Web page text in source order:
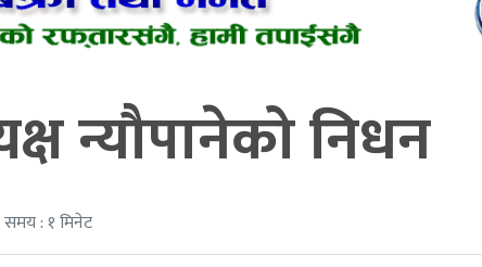
न्यौपानेको निधन
समय : १ मिनेट